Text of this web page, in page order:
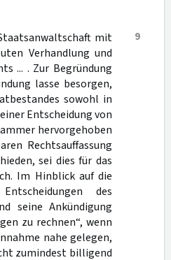
9
mit
Verhandlung und
... . Zur Begründung
lasse besorgen,
sowohl in
Entscheidung von
hervorgehoben
Rechtsauffassung
sei dies für das
Im Hinblick auf die
des
seine Ankündigung
zu rechnen“, wenn
nahe gelegen,
zumindest billigend